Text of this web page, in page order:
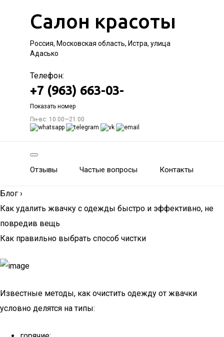
Салон красоты
Россия, Московская область, Истра, улица
Адасько
Телефон:
+7 (963) 663-03-
Показать номер
Пн-вс: 10:00—21:00
Отзывы Частые вопросы Контакты
Блог ›
Как удалить жвачку с одежды быстро и эффективно, не
повредив вещь
Как правильно выбрать способ чистки
Известные методы, как очистить одежду от жвачки
условно делятся на типы: